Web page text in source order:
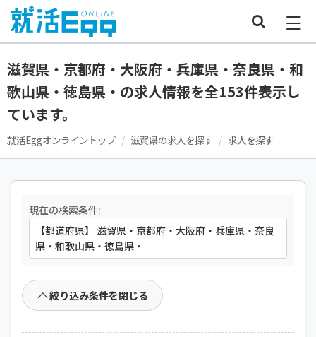
滋賀県・京都府・大阪府・兵庫県・奈良県・和
歌山県・徳島県・の求人情報を全153件表示し
ています。
就活Eggオンライントップ 滋賀県の求人を探す 求人を探す
現在の検索条件:
【都道府県】 滋賀県・京都府・大阪府・兵庫県・奈良
県・和歌山県・徳島県・
絞り込み条件を閉じる